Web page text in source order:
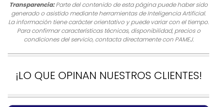
Transparencia:Parte del contenido de esta página puede haber sido
generado o asistido mediante herramientas de Inteligencia Artificial.
La información tiene carácter orientativo y puede variar con el tiempo.
Para confirmar características técnicas, disponibilidad, precios o
condiciones del servicio, contacta directamente con PAMEJ.
¡LO QUE OPINAN NUESTROS CLIENTES!